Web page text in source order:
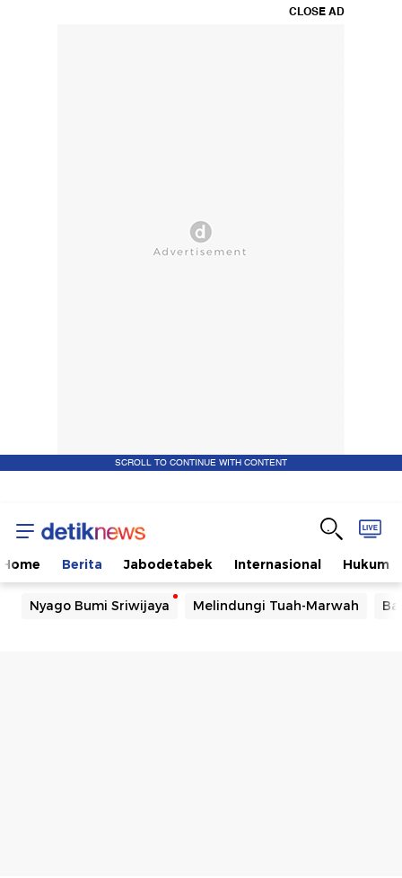
CLOSE AD
SCROLL TO CONTINUE WITH CONTENT
Home Berita Jabodetabek Internasional Hukum
Nyago Bumi Sriwijaya Melindungi Tuah-Marwah